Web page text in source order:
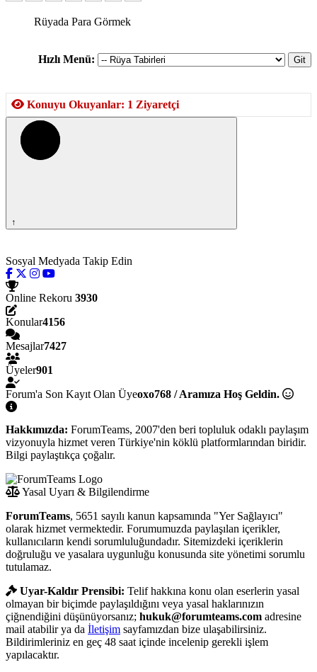
Rüyada Para Görmek
Hızlı Menü:
Konuyu Okuyanlar: 1 Ziyaretçi
↑
Sosyal Medyada Takip Edin
Online Rekoru 3930
Konular4156
Mesajlar7427
Üyeler901
Forum'a Son Kayıt Olan Üyeoxo768 / Aramıza Hoş Geldin.
Hakkımızda: ForumTeams, 2007'den beri topluluk odaklı paylaşım
vizyonuyla hizmet veren Türkiye'nin köklü platformlarından biridir.
Bilgi paylaştıkça çoğalır.
Yasal Uyarı & Bilgilendirme
ForumTeams, 5651 sayılı kanun kapsamında "Yer Sağlayıcı"
olarak hizmet vermektedir. Forumumuzda paylaşılan içerikler,
kullanıcıların kendi sorumluluğundadır. Sitemizdeki içeriklerin
doğruluğu ve yasalara uygunluğu konusunda site yönetimi sorumlu
tutulamaz.
Uyar-Kaldır Prensibi: Telif hakkına konu olan eserlerin yasal
olmayan bir biçimde paylaşıldığını veya yasal haklarınızın
çiğnendiğini düşünüyorsanız; hukuk@forumteams.com adresine
mail atabilir ya da İletişim sayfamızdan bize ulaşabilirsiniz.
Bildirimleriniz en geç 48 saat içinde incelenip gerekli işlem
yapılacaktır.